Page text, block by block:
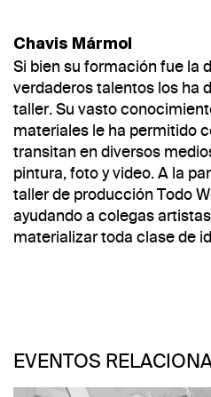
Chavis Mármol
Si bien su formación fue la
verdaderos talentos los ha
taller. Su vasto
materiales le ha permitido
transitan en diversos
pintura, foto y video. A la
taller de producción Todo
ayudando a colegas
materializar toda clase de
EVENTOS